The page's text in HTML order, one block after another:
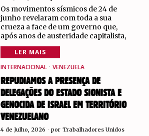
Os movimentos sísmicos de 24 de
junho revelaram com toda a sua
crueza a face de um governo que,
após anos de austeridade capitalista,
LER MAIS
INTERNACIONAL · VENEZUELA
REPUDIAMOS A PRESENÇA DE
DELEGAÇÕES DO ESTADO SIONISTA E
GENOCIDA DE ISRAEL EM TERRITÓRIO
VENEZUELANO
4 de Julho, 2026 por Trabalhadores Unidos